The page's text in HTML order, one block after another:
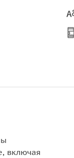
включая